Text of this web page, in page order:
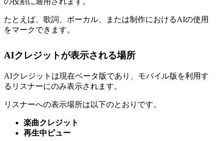
たとえば、歌詞、ボーカル、または制作におけるAIの使用
をマークできます。
AIクレジットが表示される場所
AIクレジットは現在ベータ版であり、モバイル版を利用す
るリスナーにのみ表示されます。
リスナーへの表示場所は以下のとおりです。
楽曲クレジット
再生中ビュー